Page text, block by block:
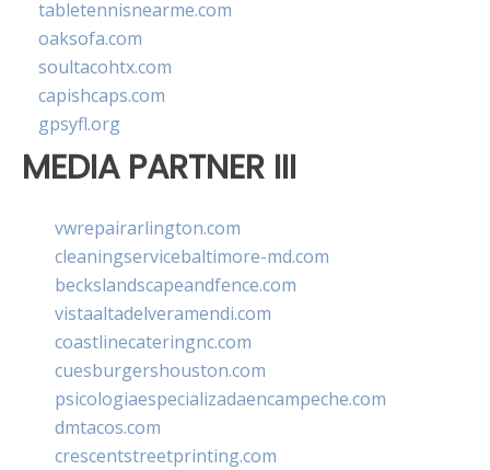
tabletennisnearme.com
oaksofa.com
soultacohtx.com
capishcaps.com
gpsyfl.org
MEDIA PARTNER III
vwrepairarlington.com
cleaningservicebaltimore-md.com
beckslandscapeandfence.com
vistaaltadelveramendi.com
coastlinecateringnc.com
cuesburgershouston.com
psicologiaespecializadaencampeche.com
dmtacos.com
crescentstreetprinting.com